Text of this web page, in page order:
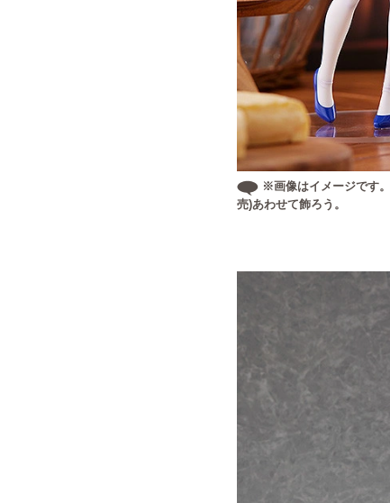
※画像はイメージです
売)あわせて飾ろう。